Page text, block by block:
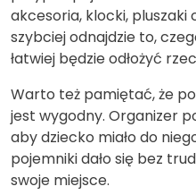
akcesoria, klocki, pluszaki
szybciej odnajdzie to,
łatwiej będzie odłożyć
Warto też pamiętać, że
jest wygodny. Organizer
aby dziecko miało do
pojemniki dało się bez
swoje miejsce.